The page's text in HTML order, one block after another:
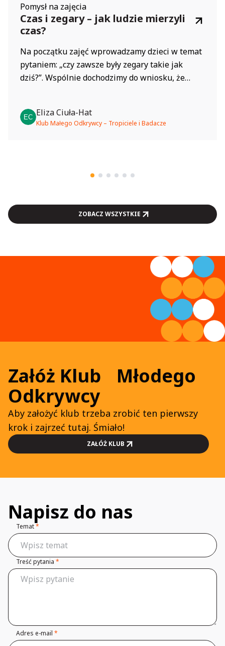
Pomysł na zajęcia
Czas i zegary – jak ludzie mierzyli
czas?
Na początku zajęć wprowadzamy dzieci w temat
pytaniem: „czy zawsze były zegary takie jak
dziś?”. Wspólnie dochodzimy do wniosku, że
Krótko opowiadamy o tym, że dawniej
korzystano z naturalnych zjawisk, takich jak
Eliza Ciuła-Hat
Klub Małego Odkrywcy – Tropiciele i Badacze
ZOBACZ WSZYSTKIE
Załóż Klub Młodego
Odkrywcy
Aby założyć klub trzeba zrobić ten pierwszy
krok i zajrzeć tutaj. Śmiało!
ZAŁÓŻ KLUB
Napisz do nas
Temat*
Treść pytania *
Adres e-mail *